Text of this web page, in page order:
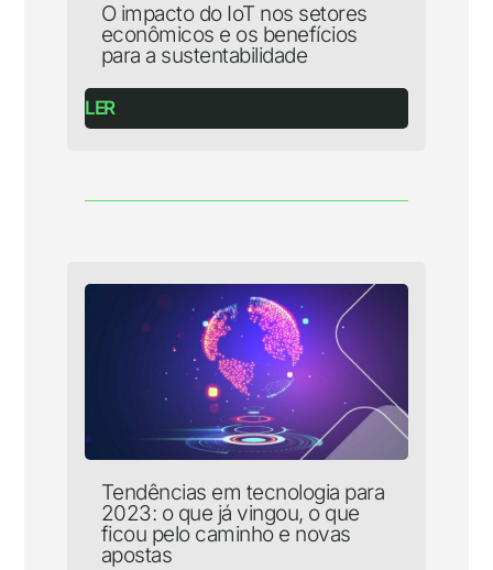
O impacto do IoT nos setores
econômicos e os benefícios
para a sustentabilidade
LER
Tendências em tecnologia para
2023: o que já vingou, o que
ficou pelo caminho e novas
apostas